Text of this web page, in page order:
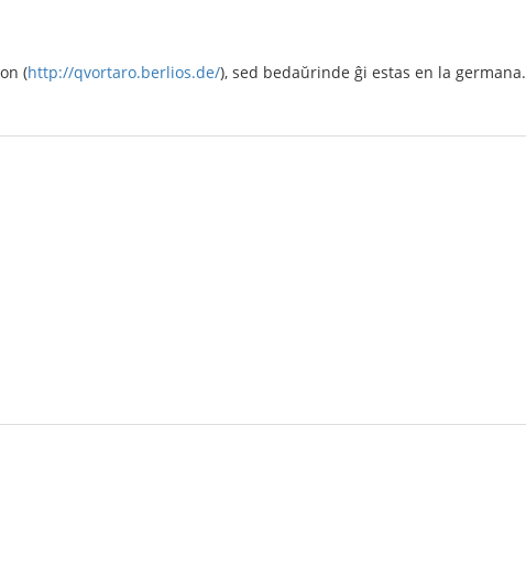
(http://qvortaro.berlios.de/), sed bedaŭrinde ĝi estas en la germana.